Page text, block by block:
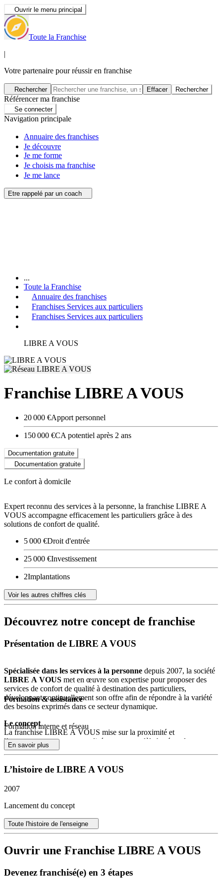
Ouvrir le menu principal
Toute la Franchise
|
Votre partenaire pour réussir en franchise
Rechercher Effacer Rechercher
Référencer ma franchise
Se connecter
Navigation principale
Annuaire des franchises
Je découvre
Je me forme
Je choisis ma franchise
Je me lance
Etre rappelé par un coach
...
Toute la Franchise
Annuaire des franchises
Franchises Services aux particuliers
Franchises Services aux particuliers
LIBRE A VOUS
Franchise LIBRE A VOUS
20 000 €Apport personnel
150 000 €CA potentiel après 2 ans
Documentation gratuite
Documentation gratuite
Le confort à domicile
Expert reconnu des services à la personne, la franchise LIBRE A
VOUS accompagne efficacement les particuliers grâce à des
solutions de confort de qualité.
5 000 €Droit d'entrée
25 000 €Investissement
2Implantations
Voir les autres chiffres clés
Découvrez notre concept de franchise
Présentation de LIBRE A VOUS
Spécialisée dans les services à la personne depuis 2007, la société
LIBRE A VOUS met en œuvre son expertise pour proposer des
services de confort de qualité à destination des particuliers,
développant continuellement son offre afin de répondre à la variété
des besoins exprimés dans ce secteur dynamique.
Le concept
La franchise LIBRE A VOUS mise sur la proximité et
l’accompagnement personnalisé avec un modèle basé sur le
développement d’agences ancrées localement. Ce positionnement
dont la demande de soutien nécessite compréhension et fiabilité, et
quotidien. Les franchisés bénéficieront d’un concept éprouvé, conçu
personne.
Des équipes réactives au service de la réussite
Au quotidien, le réseau fait preuve d’un esprit audacieux et d’une
chaque porteur de projet. L’équipe franchiseur se mobilise pour
répondre à chaque question et apporter un soutien opérationnel à
recrutements, en passant par le déploiement commercial. Cette
Formation & assistance
Formation interne et réseau
En savoir plus
L’histoire de LIBRE A VOUS
2007
Lancement du concept
Toute l'histoire de l'enseigne
Ouvrir une Franchise LIBRE A VOUS
Devenez franchisé(e) en 3 étapes